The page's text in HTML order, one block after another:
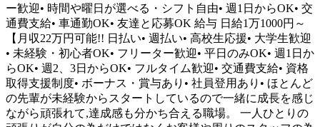
ー歓迎• 時間や曜日が選べる・シフト自由• 週1日からOK• 交
通費支給• 車通勤OK• 友達と応募OK 給与 日給1万1000円～
【月収22万円可能!! 日払い• 週払い• 高校生応援• 大学生歓迎
• 未経験・初心者OK• フリーター歓迎• 平日のみOK• 週1日か
らOK• 週2、3日からOK• フルタイム歓迎• 交通費支給• 資格
取得支援制度• ボーナス・賞与あり• 社員登用あり• ほとんど
の先輩が未経験からスタートしているので一緒に成長を感じ
ながら頑張れて,達成感も分かち合える職場。 一人ひとりの